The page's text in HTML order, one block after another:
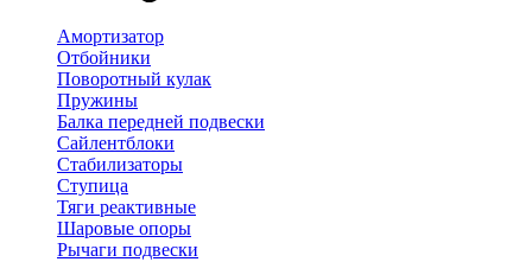
Амортизатор
Отбойники
Поворотный кулак
Пружины
Балка передней подвески
Сайлентблоки
Стабилизаторы
Ступица
Тяги реактивные
Шаровые опоры
Рычаги подвески